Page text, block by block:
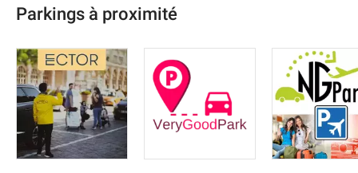
Parkings à proximité